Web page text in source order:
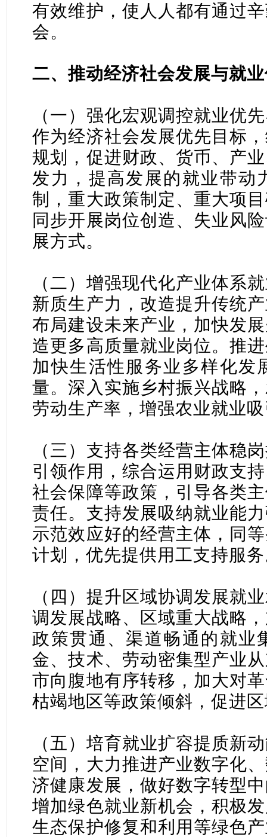
有效维护，使人人都有通过
会。
二、推动经济社会发展与就
（一）强化宏观调控就业优
作为经济社会发展优先目标
规划，促进财政、货币、产
发力，提高发展的就业带动
制，重大政策制定、重大项
同步开展岗位创造、失业风
展方式。
（二）增强现代化产业体系
新质生产力，改造提升传统
布局建设未来产业，加快发
造更多高质量就业岗位。推
加快生活性服务业多样化发
量。深入实施乡村振兴战略
劳动生产率，增强农业就业
（三）支持各类经营主体稳
引领作用，综合运用财政支
社会保障等政策，引导各类
责任。支持发展吸纳就业能
示范效应好的经营主体，同
计划，优先提供用工支持服
（四）提升区域协调发展就
调发展战略、区域重大战略
政策贯通、渠道畅通的就业
金、技术、劳动密集型产业
市向腹地有序转移，加大对
枯竭地区等政策倾斜，促进
（五）培育就业扩容提质新
空间，大力推进产业数字化
济健康发展，做好数字转型
增加绿色就业新机会，积极
生态保护修复和利用等绿色